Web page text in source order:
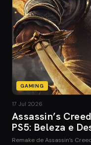
GAMING
17 Jul 2026
Assassin’s
PS5: Beleza e
Remake de Assassin’s